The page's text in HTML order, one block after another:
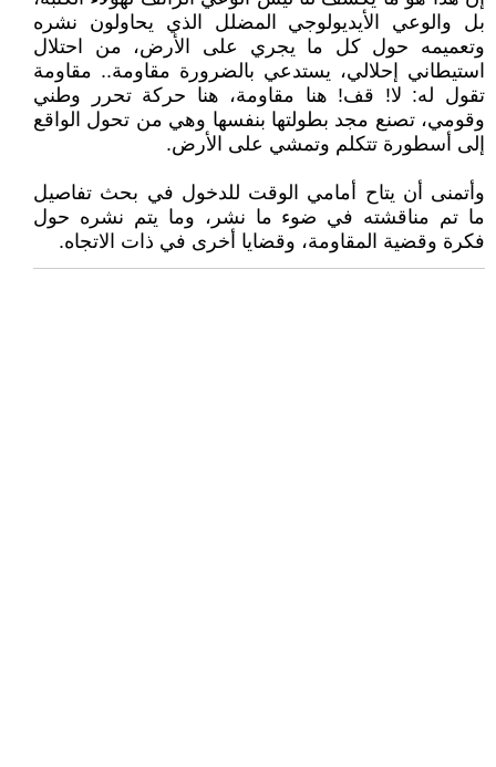
بل والوعي الأيديولوجي المضلل الذي يحاولون نشره
وتعميمه حول كل ما يجري على الأرض، من احتلال
استيطاني إحلالي، يستدعي بالضرورة مقاومة.. مقاومة
تقول له: لا! قف! هنا مقاومة، هنا حركة تحرر وطني
وقومي، تصنع مجد بطولتها بنفسها وهي من تحول الواقع
إلى أسطورة تتكلم وتمشي على الأرض.
وأتمنى أن يتاح أمامي الوقت للدخول في بحث تفاصيل
ما تم مناقشته في ضوء ما نشر، وما يتم نشره حول
فكرة وقضية المقاومة، وقضايا أخرى في ذات الاتجاه.